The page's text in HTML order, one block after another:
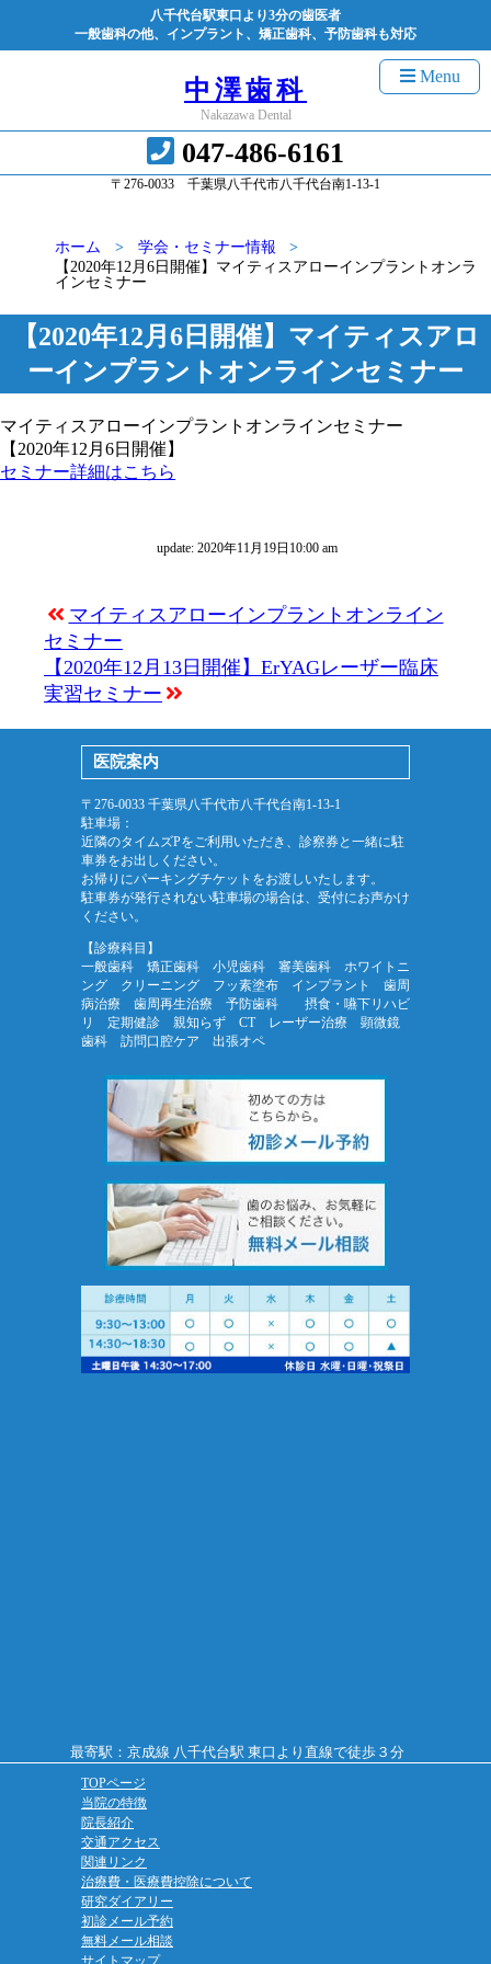
八千代台駅東口より3分の歯医者
一般歯科の他、インプラント、矯正歯科、予防歯科も対応
Menu
中澤歯科
Nakazawa Dental
047-486-6161
〒276-0033 千葉県八千代市八千代台南1-13-1
ホーム
学会・セミナー情報
【2020年12月6日開催】マイティスアローインプラントオンラ
インセミナー
【2020年12月6日開催】マイティスアロ
ーインプラントオンラインセミナー
マイティスアローインプラントオンラインセミナー
【2020年12月6日開催】
セミナー詳細はこちら
update: 2020年11月19日10:00 am
マイティスアローインプラントオンライン
セミナー
【2020年12月13日開催】ErYAGレーザー臨床
実習セミナー
医院案内
〒276-0033 千葉県八千代市八千代台南1-13-1
駐車場：
近隣のタイムズPをご利用いただき、診察券と一緒に駐
車券をお出しください。
お帰りにパーキングチケットをお渡しいたします。
駐車券が発行されない駐車場の場合は、受付にお声かけ
ください。
【診療科目】
一般歯科 矯正歯科 小児歯科 審美歯科 ホワイトニ
ング クリーニング フッ素塗布 インプラント 歯周
病治療 歯周再生治療 予防歯科 摂食・嚥下リハビ
リ 定期健診 親知らず CT レーザー治療 顕微鏡
歯科 訪問口腔ケア 出張オペ
最寄駅：京成線 八千代台駅 東口より直線で徒歩３分
TOPページ
当院の特徴
院長紹介
交通アクセス
関連リンク
治療費・医療費控除について
研究ダイアリー
初診メール予約
無料メール相談
サイトマップ